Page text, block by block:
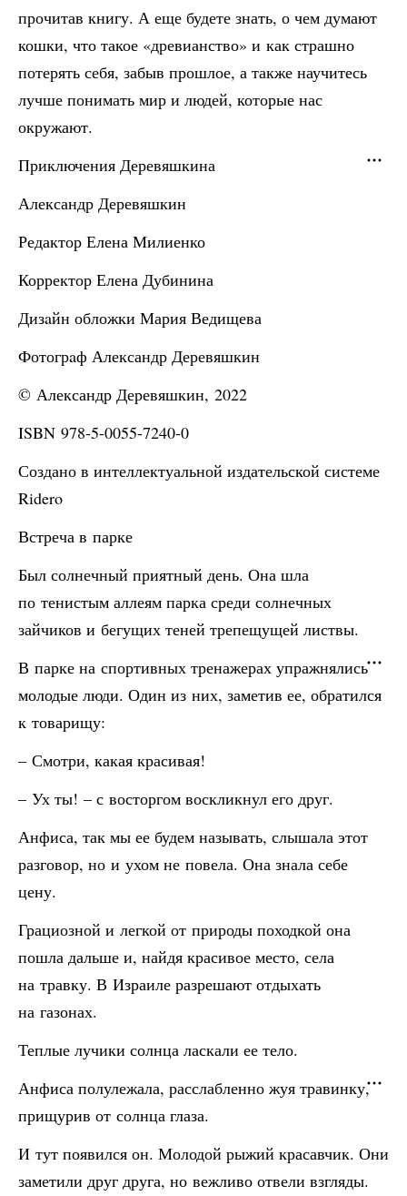
прочитав книгу. А еще будете знать, о чем думают
кошки, что такое «древианство» и как страшно
потерять себя, забыв прошлое, а также научитесь
лучше понимать мир и людей, которые нас
окружают.
Приключения Деревяшкина
Александр Деревяшкин
Редактор Елена Милиенко
Корректор Елена Дубинина
Дизaйн обложки Мария Ведищева
Фотогрaф Александр Деревяшкин
© Александр Деревяшкин, 2022
ISBN 978-5-0055-7240-0
Создано в интеллектуальной издательской системе
Ridero
Встреча в парке
Был солнечный приятный день. Она шла
по тенистым аллеям парка среди солнечных
зайчиков и бегущих теней трепещущей листвы.
В парке на спортивных тренажерах упражнялись
молодые люди. Один из них, заметив ее, обратился
к товарищу:
– Смотри, какая красивая!
– Ух ты! – с восторгом воскликнул его друг.
Анфиса, так мы ее будем называть, слышала этот
разговор, но и ухом не повела. Она знала себе
цену.
Грациозной и легкой от природы походкой она
пошла дальше и, найдя красивое место, села
на травку. В Израиле разрешают отдыхать
на газонах.
Теплые лучики солнца ласкали ее тело.
Анфиса полулежала, расслабленно жуя травинку,
прищурив от солнца глаза.
И тут появился он. Молодой рыжий красавчик. Они
заметили друг друга, но вежливо отвели взгляды.